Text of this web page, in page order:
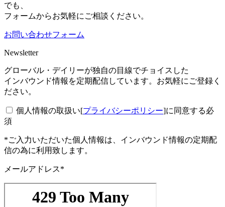
でも、
フォームからお気軽にご相談ください。
お問い合わせフォーム
Newsletter
グローバル・デイリーが独自の目線でチョイスした
インバウンド情報を定期配信しています。お気軽にご登録く
ださい。
個人情報の取扱い[プライバシーポリシー]に同意する必
須
*ご入力いただいた個人情報は、インバウンド情報の定期配
信の為に利用致します。
メールアドレス*